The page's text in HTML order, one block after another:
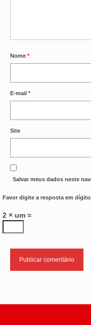
Nome *
E-mail *
Site
Salvar meus dados neste
Favor digite a resposta em
2 × um =